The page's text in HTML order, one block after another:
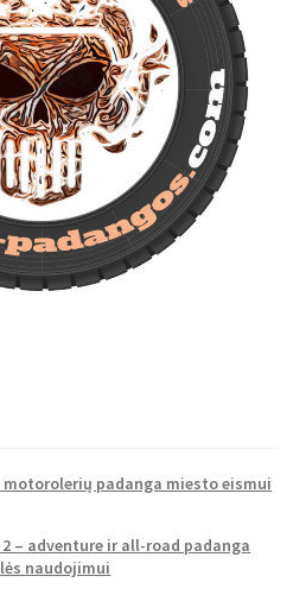
motorolerių padanga miesto eismui
– adventure ir all-road padanga
naudojimui